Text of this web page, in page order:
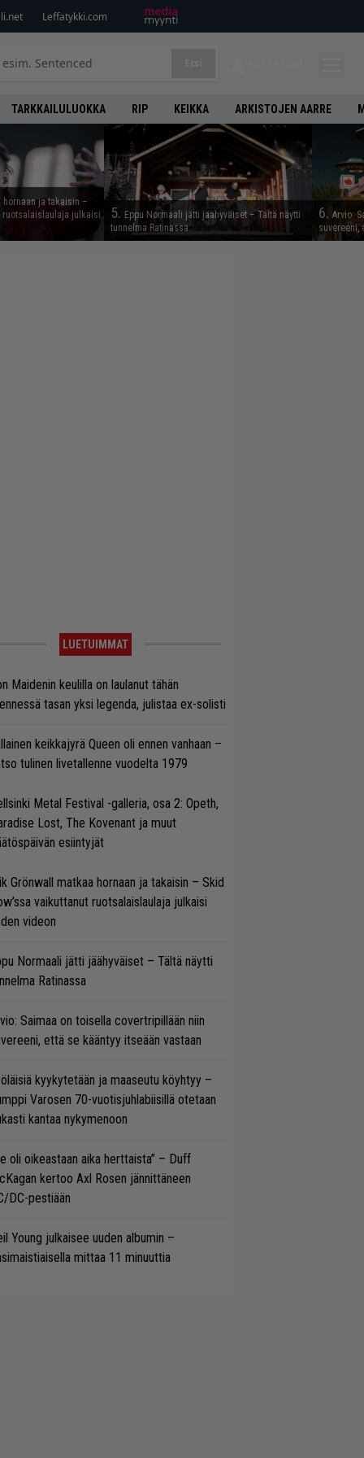
Leffatykki.com
TARKKAILULUOKKA RIP KEIKKA ARKISTOJEN AARRE
hornaan ja takaisin –
ruotsalaislaulaja julkaisi
5. Eppu Normaali jätti jäähyväiset – Tältä näytti
tunnelma Ratinassa
6. Arvio:
suvereeni,
LUETUIMMAT
Maidenin keulilla on laulanut tähän
tasan yksi legenda, julistaa ex-solisti
keikkajyrä Queen oli ennen vanhaan –
tulinen livetallenne vuodelta 1979
Metal Festival -galleria, osa 2: Opeth,
Lost, The Kovenant ja muut
esiintyjät
Grönwall matkaa hornaan ja takaisin – Skid
vaikuttanut ruotsalaislaulaja julkaisi
videon
Normaali jätti jäähyväiset – Tältä näytti
Ratinassa
Saimaa on toisella covertripillään niin
että se kääntyy itseään vastaan
kyykytetään ja maaseutu köyhtyy –
Varosen 70-vuotisjuhlabiisillä otetaan
kantaa nykymenoon
oli oikeastaan aika herttaista” – Duff
kertoo Axl Rosen jännittäneen
DC-pestiään
Young julkaisee uuden albumin –
mittaa 11 minuuttia